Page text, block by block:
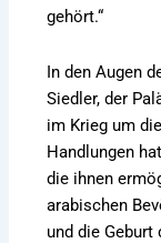
gehört.“
In den Augen
Siedler, der
im Krieg um
Handlungen
die ihnen
arabischen
und die